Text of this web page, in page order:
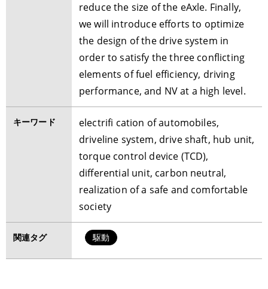
reduce the size of the eAxle. Finally,
we will introduce efforts to optimize
the design of the drive system in
order to satisfy the three conflicting
elements of fuel efficiency, driving
performance, and NV at a high level.
キーワード
electrifi cation of automobiles,
driveline system, drive shaft, hub unit,
torque control device (TCD),
differential unit, carbon neutral,
realization of a safe and comfortable
society
関連タグ 駆動